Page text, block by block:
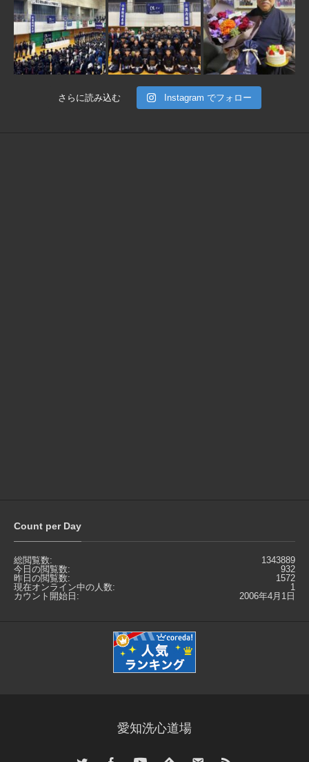
さらに読み込む Instagram でフォロー
Count per Day
1343889
総閲覧数:
932
今日の閲覧数:
1572
昨日の閲覧数:
1
現在オンライン中の人数:
2006年4月1日
カウント開始日:
愛知洗心道場